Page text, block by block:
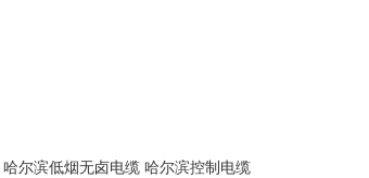
哈尔滨低烟无卤电缆 哈尔滨控制电缆